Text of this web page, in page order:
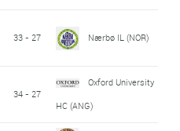
33 - 27 Nærbø IL (NOR)
34 - 27
Oxford University
HC (ANG)